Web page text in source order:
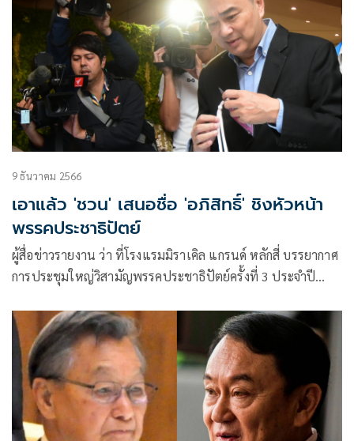
9 ธันวาคม 2566
เอาแล้ว 'ชวน' เสนอชื่อ 'อภิสิทธิ์' ชิงหัวหน้า
พรรคประชาธิปัตย์
ผู้สื่อข่าวรายงาน ว่า ที่โรงแรมมิราเคิล แกรนด์ หลักสี่ บรรยากาศ
การประชุมใหญ่วิสามัญพรรคประชาธิปัตย์ครั้งที่ 3 ประจำปี
เดินทางมา